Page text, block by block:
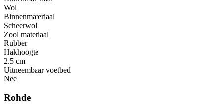
Wol
Binnenmateriaal
Scheerwol
Zool materiaal
Rubber
Hakhoogte
2.5 cm
Uitneembaar voetbed
Nee
Rohde